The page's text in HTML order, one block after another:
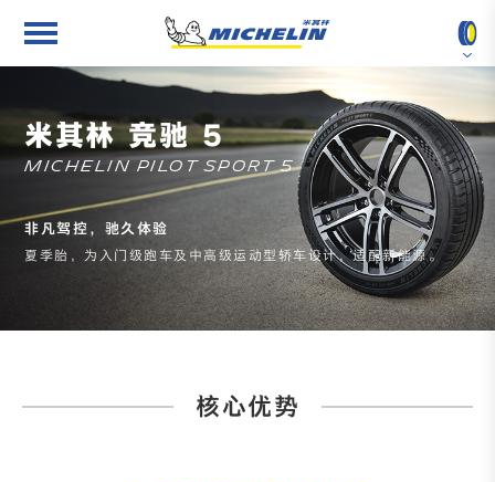
按轮胎尺寸查找
按轮胎花纹查找
新闻中心
最佳雇主
2025 进博会
米其林 竞驰 5
MICHELIN PILOT SPORT 5
非凡驾控，驰久体验
夏季胎，为入门级跑车及中高级运动型轿车设计，适配新能源。
核心优势